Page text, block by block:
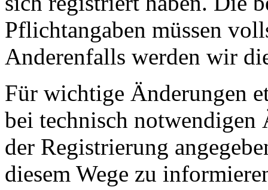
Pflichtangaben müssen
Anderenfalls werden wir
Für wichtige Änderungen
bei technisch
der Registrierung
diesem Wege zu